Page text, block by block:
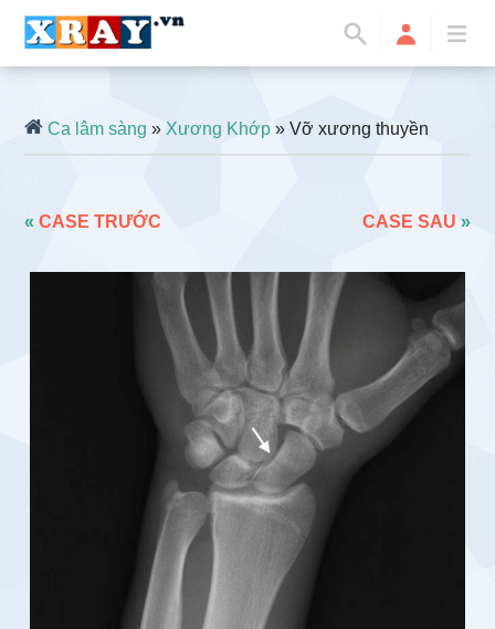
Ca lâm sàng »Xương Khớp » Vỡ xương thuyền
«CASE TRƯỚC CASE SAU »